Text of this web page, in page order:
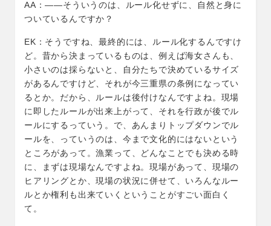
AA：――そういうのは、ルール化せずに、自然と身に
ついているんですか？
EK：そうですね、最終的には、ルール化するんですけ
ど。昔から決まっているものは、例えば海女さんも、
小さいのは採らないと、自分たちで決めているサイズ
があるんですけど、それが今三重県の条例になってい
るとか。だから、ルールは後付けなんですよね。現場
に即したルールが出来上がって、それを行政が後でル
ールにするっていう。で、あんまりトップダウンでル
ールを、っていうのは、今まで文化的にはないという
ところがあって。漁業って、どんなことでも決める時
に、まずは現場なんですよね。現場があって、現場の
ヒアリングとか、現場の状況に併せて、いろんなルー
ルとか権利も出来ていくということがすごい面白く
て。